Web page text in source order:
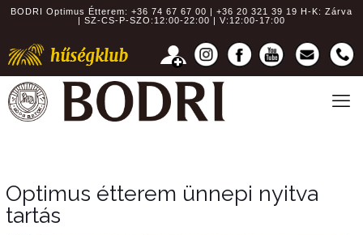
BODRI Optimus Étterem: +36 74 67 67 00 | +36 20 321 39 19 H-K: Zárva
| SZ-CS-P-SZO:12:00-22:00 | V:12:00-17:00
Optimus étterem ünnepi nyitva
tartás